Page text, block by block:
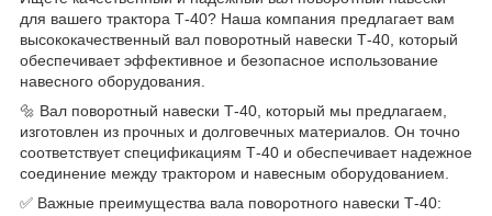
для вашего трактора Т-40? Наша компания предлагает вам
высококачественный вал поворотный навески Т-40, который
обеспечивает эффективное и безопасное использование
навесного оборудования.
🔩 Вал поворотный навески Т-40, который мы предлагаем,
изготовлен из прочных и долговечных материалов. Он точно
соответствует спецификациям Т-40 и обеспечивает надежное
соединение между трактором и навесным оборудованием.
✅ Важные преимущества вала поворотного навески Т-40: